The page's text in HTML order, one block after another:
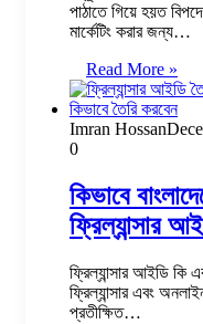
পাঠাতে গিয়ে হয়ত
মার্কেটিং করার জন্য…
Read More »
Imran Hossan
0
কিভাবে
ফ্রিল্যান্সার
ফ্রিল্যান্সার আইডি কি
ফ্রিল্যান্সার এবং
প্রতীক্ষিত…